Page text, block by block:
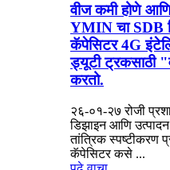
वीज कमी होणे आणि
YMIN चा SDB
कॅपेसिटर 4G
ड्यूटी ट्रकसाठी
करतो.
२६-०१-२७ रोजी
डिझाइन आणि
तांत्रिक स्पष्टीकरण
कॅपेसिटर कसे ...